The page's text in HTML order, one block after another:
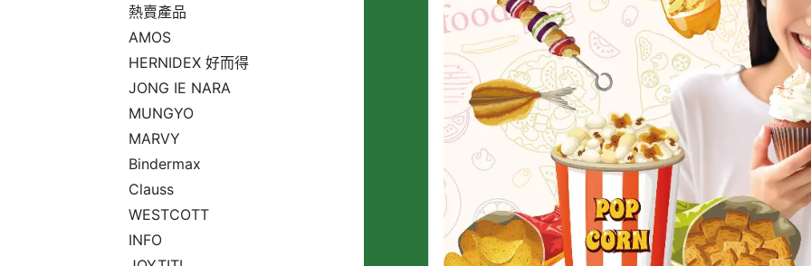
熱賣產品
AMOS
HERNIDEX 好而得
JONG IE NARA
MUNGYO
MARVY
Bindermax
Clauss
WESTCOTT
INFO